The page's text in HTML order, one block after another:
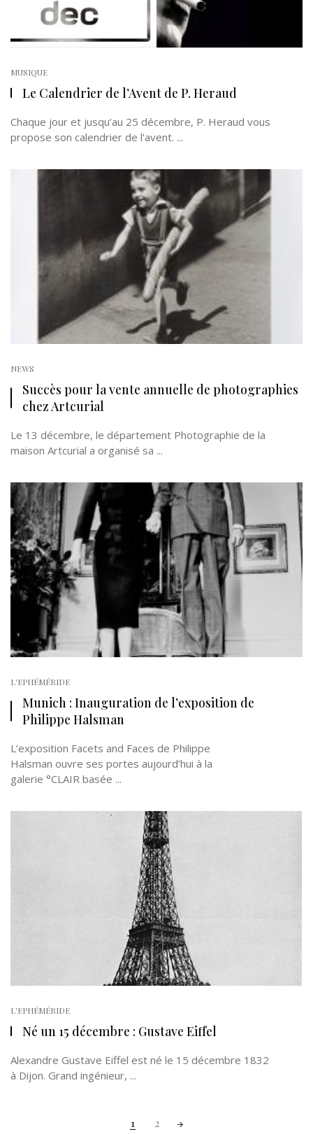
MUSIQUE
Le Calendrier de l’Avent de P. Heraud
Chaque jour et jusqu’au 25 décembre, P. Heraud vous
propose son calendrier de l’avent. ...
NEWS
Succès pour la vente annuelle de photographies
chez Artcurial
Le 13 décembre, le département Photographie de la
maison Artcurial a organisé sa ...
L'EPHÉMÉRIDE
Munich : Inauguration de l’exposition de
Philippe Halsman
L’exposition Facets and Faces de Philippe
Halsman ouvre ses portes aujourd’hui à la
galerie °CLAIR basée ...
L'EPHÉMÉRIDE
Né un 15 décembre : Gustave Eiffel
Alexandre Gustave Eiffel est né le 15 décembre 1832
à Dijon. Grand ingénieur, ...
1 2